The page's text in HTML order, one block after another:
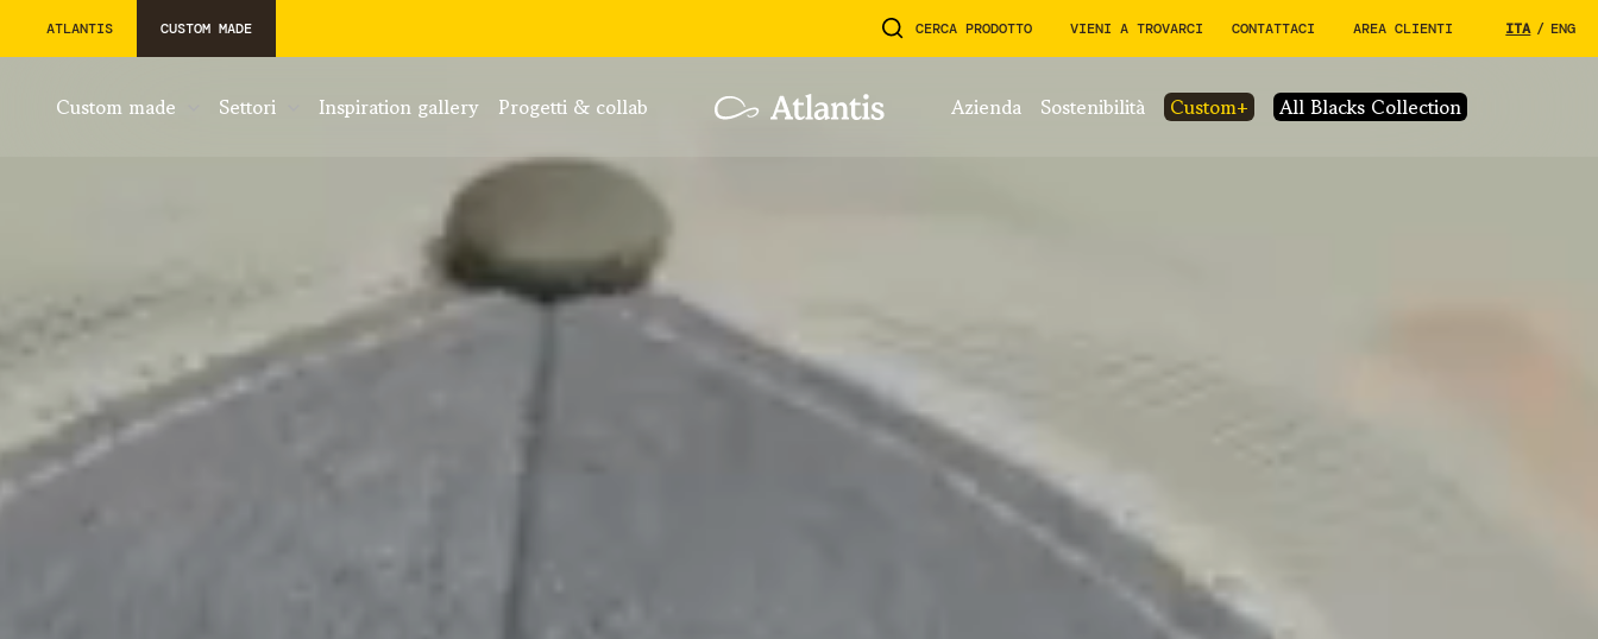
ATLANTIS CUSTOM MADE CERCA PRODOTTO VIENI A TROVARCI CONTATTACI AREA CLIENTI ITA / ENG
custom made settori inspiration gallery progetti & collab azienda sostenibilità custom+ All Blacks Collection